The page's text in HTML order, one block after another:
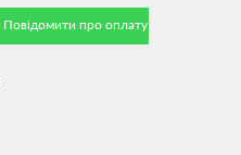
Повідомити про оплату